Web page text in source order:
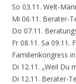
So 03.11. Welt-
Mi 06.11. Berater-
Do 07.11.
Fr 08.11. Sa 09.11.
Familienkongress
Di 12.11. „Weil Du
Di 12.11. Berater-